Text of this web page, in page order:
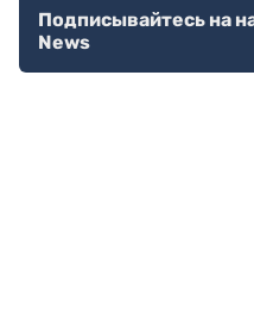
Подписывайтесь на
News